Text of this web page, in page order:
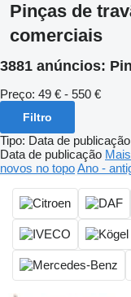
Pinças de
comerciais
3881 anúncios:
Preço: 49 € - 550 €
Filtro
Tipo: Data de publicação
Data de publicação
novos no topoAno -